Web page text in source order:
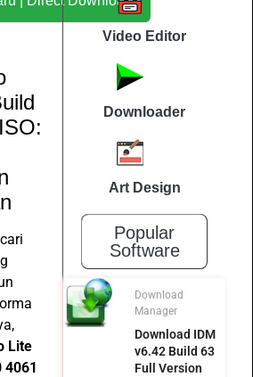
Lite
4061
Video Editor
Downloader
Art Design
Popular
Software
Download
Manager
Download IDM
v6.42 Build 63
Full Version